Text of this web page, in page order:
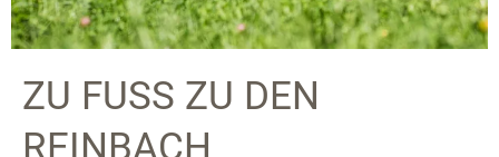
ZU FUSS ZU DEN
REINBACH